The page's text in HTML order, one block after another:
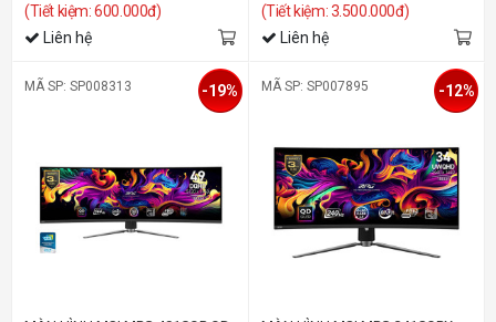
(Tiết kiệm: 600.000đ)
Liên hệ
(Tiết kiệm: 3.500.000đ)
Liên hệ
MÃ SP: SP008313 -19% MÃ SP: SP007895 -12%